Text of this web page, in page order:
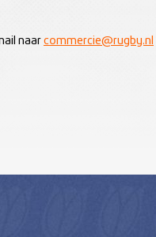
naar commercie@rugby.nl